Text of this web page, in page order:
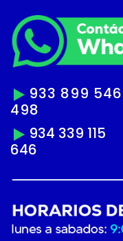
933 899 546
498
934 339 115
646